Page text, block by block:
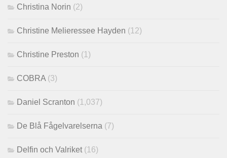
Christina Norin (2)
Christine Melieressee Hayden (12)
Christine Preston (1)
COBRA (3)
Daniel Scranton (1,037)
De Blå Fågelvarelserna (7)
Delfin och Valriket (16)